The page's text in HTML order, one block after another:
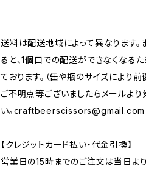
送料は配送地域によって異なります
ると、1個口での配送ができなくなる
ております。（缶や瓶のサイズにより
ご不明点等ございましたらメールよ
い。craftbeerscissors@gmail.com
【クレジットカード払い・代金引換】
営業日の15時までのご注文は当日よ